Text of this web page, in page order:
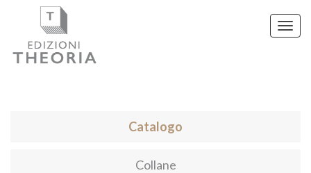
Catalogo
Collane